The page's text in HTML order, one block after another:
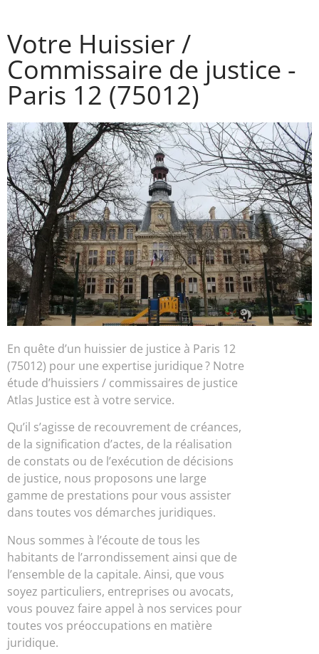
Votre Huissier /
Commissaire de justice -
Paris 12 (75012)
En quête d’un huissier de justice à Paris 12
(75012) pour une expertise juridique ? Notre
étude d’huissiers / commissaires de justice
Atlas Justice est à votre service.
Qu’il s’agisse de recouvrement de créances,
de la signification d’actes, de la réalisation
de constats ou de l’exécution de décisions
de justice, nous proposons une large
gamme de prestations pour vous assister
dans toutes vos démarches juridiques.
Nous sommes à l’écoute de tous les
habitants de l’arrondissement ainsi que de
l’ensemble de la capitale. Ainsi, que vous
soyez particuliers, entreprises ou avocats,
vous pouvez faire appel à nos services pour
toutes vos préoccupations en matière
juridique.